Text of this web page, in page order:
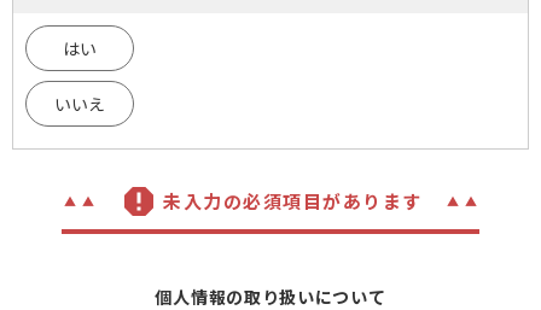
はい
いいえ
未入力の必須項目があります
個人情報の取り扱いについて